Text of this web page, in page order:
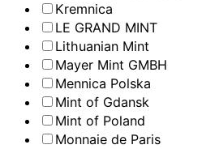
Kremnica
LE GRAND MINT
Lithuanian Mint
Mayer Mint GMBH
Mennica Polska
Mint of Gdansk
Mint of Poland
Monnaie de Paris